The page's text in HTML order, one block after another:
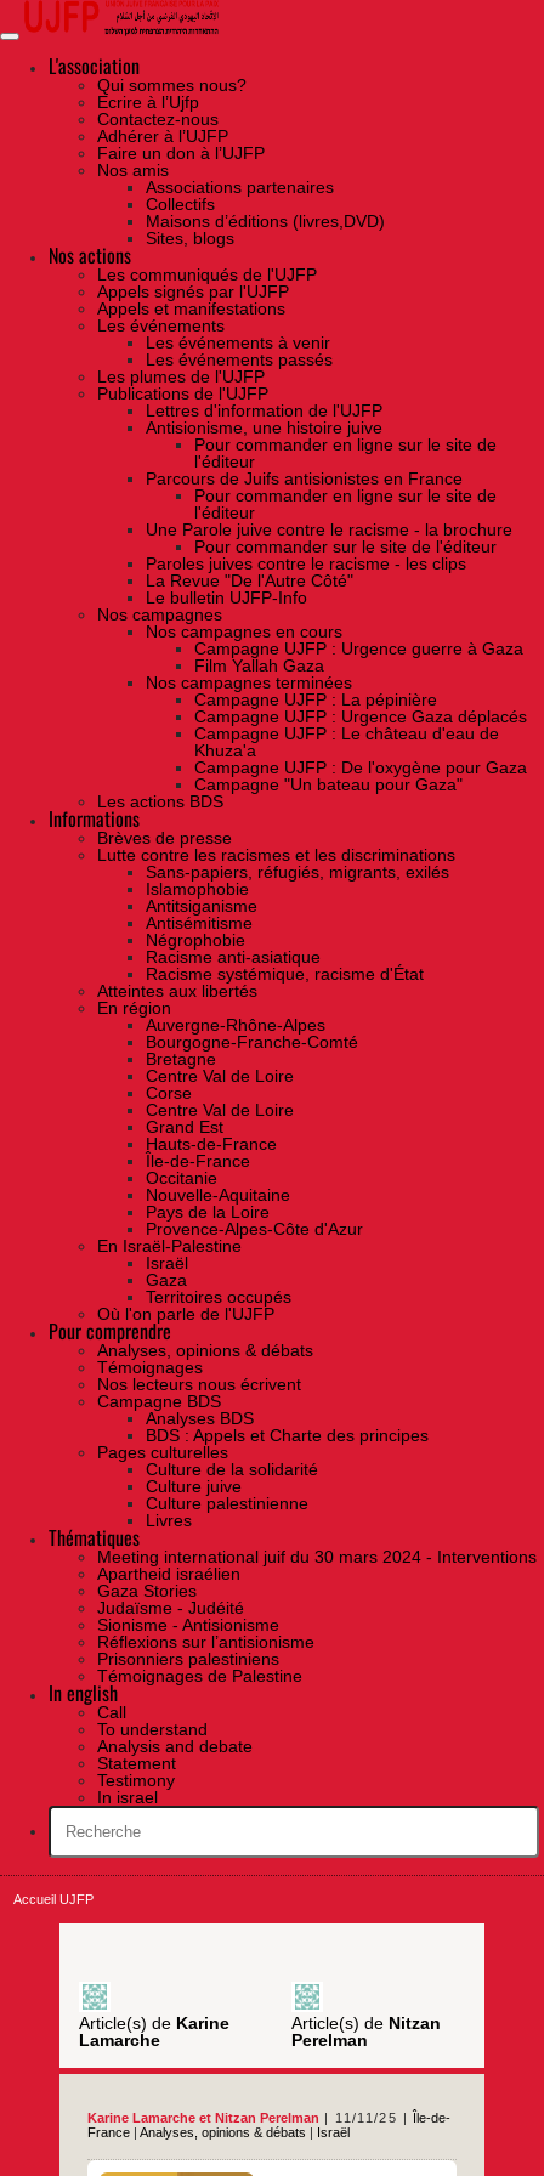
Skip
the
contentL'association
Qui sommes nous?
Ecrire à l’Ujfp
Contactez-nous
Adhérer à l’UJFP
Faire un don à l’UJFP
Nos amis
Associations partenaires
Collectifs
Maisons d’éditions (livres,DVD)
Sites, blogs
Nos actions
Les communiqués de l'UJFP
Appels signés par l'UJFP
Appels et manifestations
Les événements
Les événements à venir
Les événements passés
Les plumes de l'UJFP
Publications de l'UJFP
Lettres d'information de l'UJFP
Antisionisme, une histoire juive
Pour commander en ligne sur le site de
l'éditeur
Parcours de Juifs antisionistes en France
Pour commander en ligne sur le site de
l'éditeur
Une Parole juive contre le racisme - la brochure
Pour commander sur le site de l'éditeur
Paroles juives contre le racisme - les clips
La Revue "De l'Autre Côté"
Le bulletin UJFP-Info
Nos campagnes
Nos campagnes en cours
Campagne UJFP : Urgence guerre à Gaza
Film Yallah Gaza
Nos campagnes terminées
Campagne UJFP : La pépinière
Campagne UJFP : Urgence Gaza déplacés
Campagne UJFP : Le château d'eau de
Khuza'a
Campagne UJFP : De l'oxygène pour Gaza
Campagne "Un bateau pour Gaza"
Les actions BDS
Informations
Brèves de presse
Lutte contre les racismes et les discriminations
Sans-papiers, réfugiés, migrants, exilés
Islamophobie
Antitsiganisme
Antisémitisme
Négrophobie
Racisme anti-asiatique
Racisme systémique, racisme d'État
Atteintes aux libertés
En région
Auvergne-Rhône-Alpes
Bourgogne-Franche-Comté
Bretagne
Centre Val de Loire
Corse
Centre Val de Loire
Grand Est
Hauts-de-France
Île-de-France
Occitanie
Nouvelle-Aquitaine
Pays de la Loire
Provence-Alpes-Côte d'Azur
En Israël-Palestine
Israël
Gaza
Territoires occupés
Où l'on parle de l'UJFP
Pour comprendre
Analyses, opinions & débats
Témoignages
Nos lecteurs nous écrivent
Campagne BDS
Analyses BDS
BDS : Appels et Charte des principes
Pages culturelles
Culture de la solidarité
Culture juive
Culture palestinienne
Livres
Thématiques
Meeting international juif du 30 mars 2024 - Interventions
Apartheid israélien
Gaza Stories
Judaïsme - Judéité
Sionisme - Antisionisme
Réflexions sur l’antisionisme
Prisonniers palestiniens
Témoignages de Palestine
In english
Call
To understand
Analysis and debate
Statement
Testimony
In israel
Accueil UJFP
Article(s) de Karine
Lamarche
Article(s) de Nitzan
Perelman
Karine Lamarche etNitzan Perelman 11/11/25
Île-de-
France |Analyses, opinions & débats | Israël